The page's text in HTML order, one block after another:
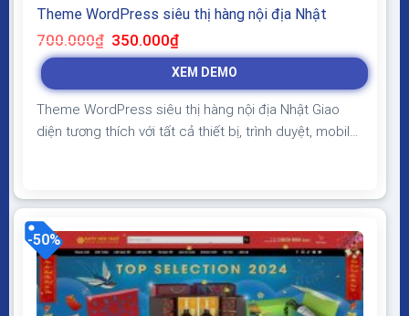
Theme WordPress siêu thị hàng nội địa Nhật
700.000₫ Giá
gốc
là:
350.000₫Giá
tại
là:
XEM DEMO
Theme WordPress siêu thị hàng nội địa Nhật Giao
diện tương thích với tất cả thiết bị, trình duyệt, mobile,
load nhanh nhẹ tối ưu với các công cụ tìm kiếm
Theme sạch hoàn toàn 100%...
-50%